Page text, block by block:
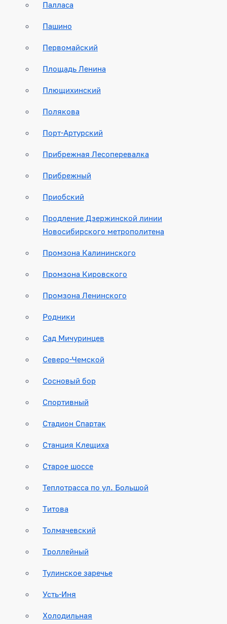
Палласа
Пашино
Первомайский
Площадь Ленина
Плющихинский
Полякова
Порт-Артурский
Прибрежная Лесоперевалка
Прибрежный
Приобский
Продление Дзержинской линии
Новосибирского метрополитена
Промзона Калининского
Промзона Кировского
Промзона Ленинского
Родники
Сад Мичуринцев
Северо-Чемской
Сосновый бор
Спортивный
Стадион Спартак
Станция Клещиха
Старое шоссе
Теплотрасса по ул. Большой
Титова
Толмачевский
Троллейный
Тулинское заречье
Усть-Иня
Холодильная